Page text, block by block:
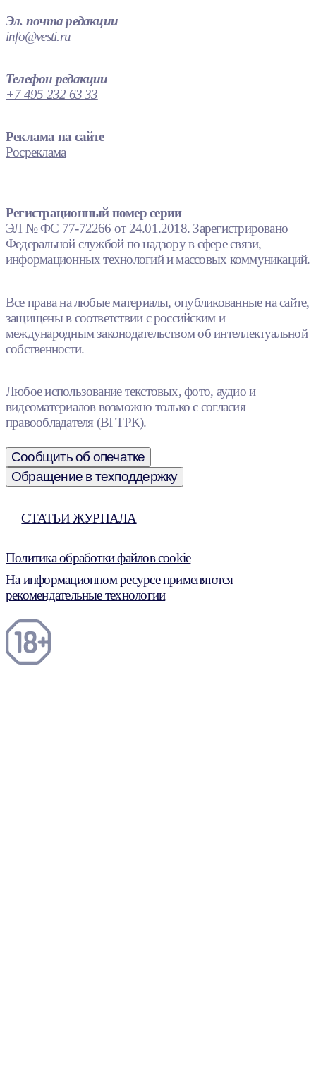
Эл. почта редакции
info@vesti.ru
Телефон редакции
+7 495 232 63 33
Реклама на сайте
Росреклама
Регистрационный номер серии
ЭЛ № ФС 77-72266 от 24.01.2018. Зарегистрировано
Федеральной службой по надзору в сфере связи,
информационных технологий и массовых коммуникаций.
Все права на любые материалы, опубликованные на сайте,
защищены в соответствии с российским и
международным законодательством об интеллектуальной
собственности.
Любое использование текстовых, фото, аудио и
видеоматериалов возможно только с согласия
правообладателя (ВГТРК).
Сообщить об опечатке
Обращение в техподдержку
СТАТЬИ ЖУРНАЛА
Политика обработки файлов cookie
На информационном ресурсе применяются
рекомендательные технологии